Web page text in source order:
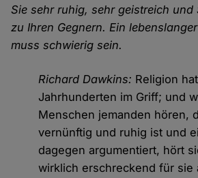
Sie sehr ruhig, sehr geistreich und
zu Ihren Gegnern. Ein
muss schwierig sein.
Richard Dawkins: Religion
Jahrhunderten im Griff; und
Menschen jemanden hören,
vernünftig und ruhig ist und
dagegen argumentiert, hört
wirklich erschreckend für sie